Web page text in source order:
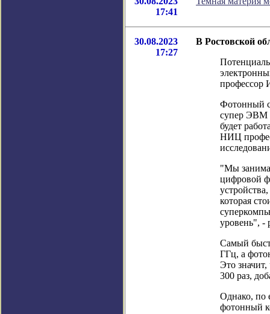
17:41
30.08.2023
17:27
В Ростовской
профессор
Фотонный
супер ЭВМ
будет
НИЦ
"Мы
цифровой
которая
уровень", -
Самый
ГГц, а
Это
300 раз,
Однако, по
фотонный